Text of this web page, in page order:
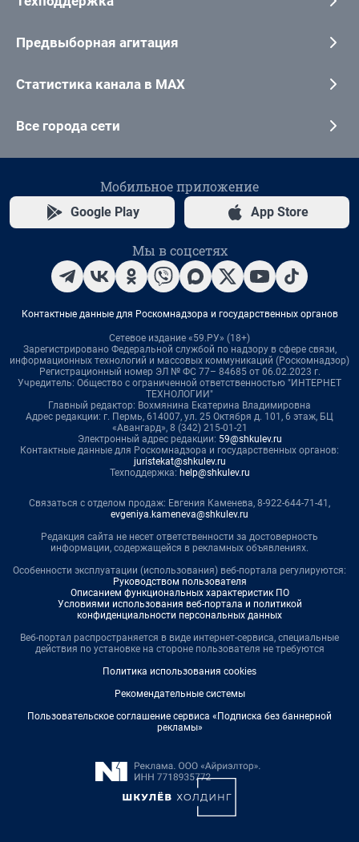
Предвыборная агитация
Статистика канала в MAX
Все города сети
Мобильное приложение
Google Play App Store
Мы в соцсетях
Контактные данные для Роскомнадзора и государственных органов
Сетевое издание «59.РУ» (18+)
Зарегистрировано Федеральной службой по надзору в сфере связи,
информационных технологий и массовых коммуникаций (Роскомнадзор)
Регистрационный номер ЭЛ № ФС 77– 84685 от 06.02.2023 г.
Учредитель: Общество с ограниченной ответственностью "ИНТЕРНЕТ
ТЕХНОЛОГИИ"
Главный редактор: Вохмянина Екатерина Владимировна
Адрес редакции: г. Пермь, 614007, ул. 25 Октября д. 101, 6 этаж, БЦ
«Авангард», 8 (342) 215-01-21
Электронный адрес редакции: 59@shkulev.ru
Контактные данные для Роскомнадзора и государственных органов:
juristekat@shkulev.ru
Техподдержка: help@shkulev.ru
Связаться с отделом продаж: Евгения Каменева, 8-922-644-71-41,
evgeniya.kameneva@shkulev.ru
Редакция сайта не несет ответственности за достоверность
информации, содержащейся в рекламных объявлениях.
Особенности эксплуатации (использования) веб-портала регулируются:
Руководством пользователя
Описанием функциональных характеристик ПО
Условиями использования веб-портала и политикой
конфиденциальности персональных данных
Веб-портал распространяется в виде интернет-сервиса, специальные
действия по установке на стороне пользователя не требуются
Политика использования cookies
Рекомендательные системы
Пользовательское соглашение сервиса «Подписка без баннерной
рекламы»